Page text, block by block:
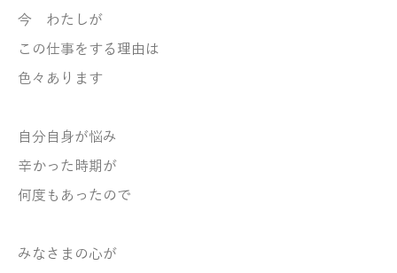
今 わたしが
この仕事をする理由は
色々あります
自分自身が悩み
辛かった時期が
何度もあったので
みなさまの心が